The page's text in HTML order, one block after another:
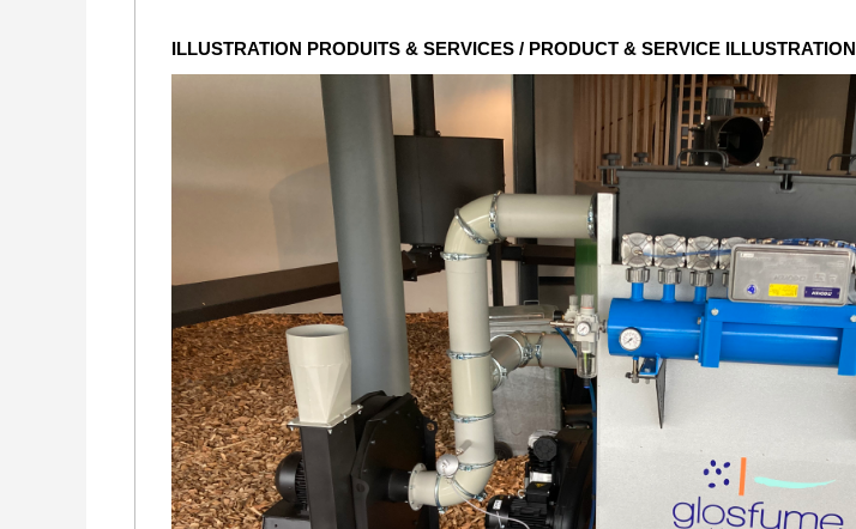
ILLUSTRATION PRODUITS & SERVICES / PRODUCT & SERVICE ILLUSTRATION